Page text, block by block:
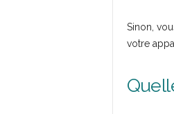
Sinon,
votre